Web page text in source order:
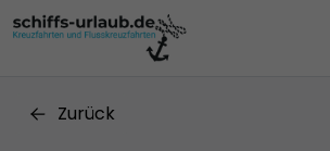
Zurück